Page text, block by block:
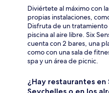
Diviértete al máximo con
propias instalaciones,
Disfruta de un tratamiento
piscina al aire libre. Six
cuenta con 2 bares, una
como con una sala de
spa y un área de picnic.
¿Hay restaurantes en